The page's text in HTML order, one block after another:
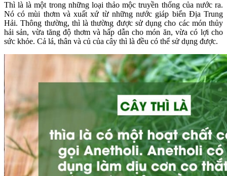
Thì là là một trong những loại thảo mộc truyền thống của nước ra.
Nó có mùi thơm và xuất xứ từ những nước giáp biển Địa Trung
Hải. Thông thường, thì là thường được sử dụng cho các món thủy
hải sản, vừa tăng độ thơm và hấp dẫn cho món ăn, vừa có lợi cho
sức khỏe. Cả lá, thân và củ của cây thì là đều có thể sử dụng được.